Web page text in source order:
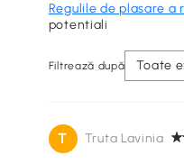
Regulile de plasare a
potentiali
Filtrează după Toate
T Truta Lavinia